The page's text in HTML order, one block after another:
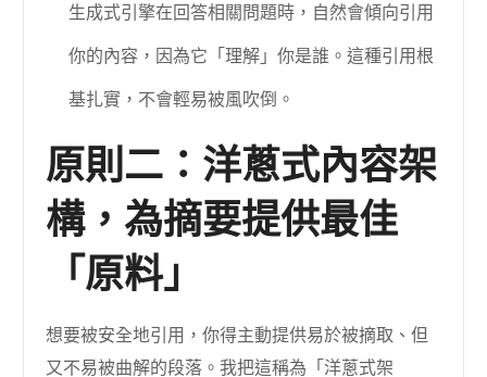
生成式引擎在回答相關問題時，自然會傾向引用
你的內容，因為它「理解」你是誰。這種引用根
基扎實，不會輕易被風吹倒。
原則二：洋蔥式內容架
構，為摘要提供最佳
「原料」
想要被安全地引用，你得主動提供易於被摘取、但
又不易被曲解的段落。我把這稱為「洋蔥式架